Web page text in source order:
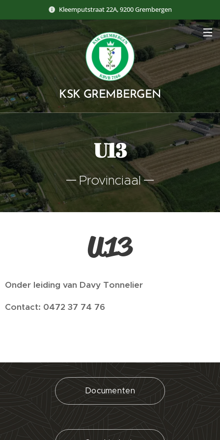
Kleemputstraat 22A, 9200 Grembergen
KSK GREMBERGEN
U13
Provinciaal
U13
Onder leiding van Davy Tonnelier
Contact: 0472 37 74 76
Documenten